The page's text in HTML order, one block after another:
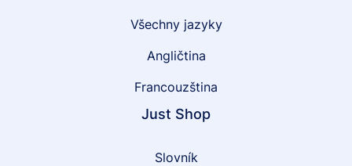
Všechny jazyky
Angličtina
Francouzština
Just Shop
Slovník